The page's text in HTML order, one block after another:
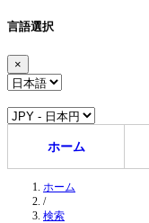
言語選択
×
ホーム
ホーム
/
検索